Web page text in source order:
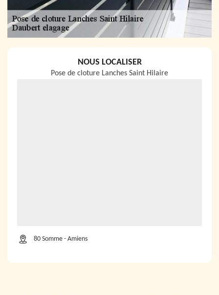
NOUS LOCALISER
Pose de cloture Lanches Saint Hilaire
80 Somme - Amiens